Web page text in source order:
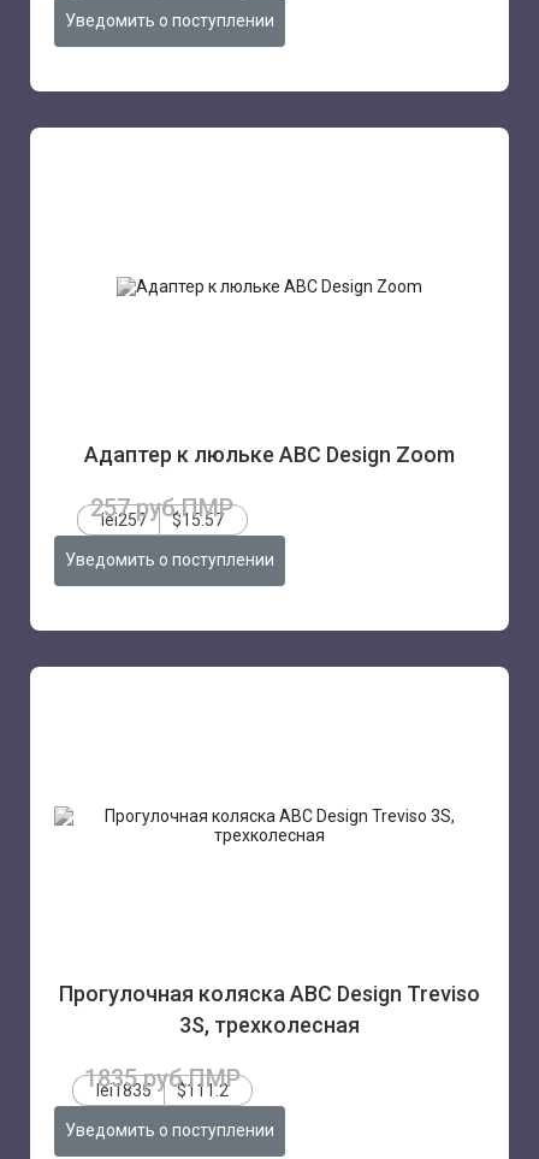
Уведомить о поступлении
Адаптер к люльке ABC Design Zoom
257 руб.ПМР
lei257 $15.57
Уведомить о поступлении
Прогулочная коляска ABC Design Treviso
3S, трехколесная
1835 руб.ПМР
lei1835 $111.2
Уведомить о поступлении